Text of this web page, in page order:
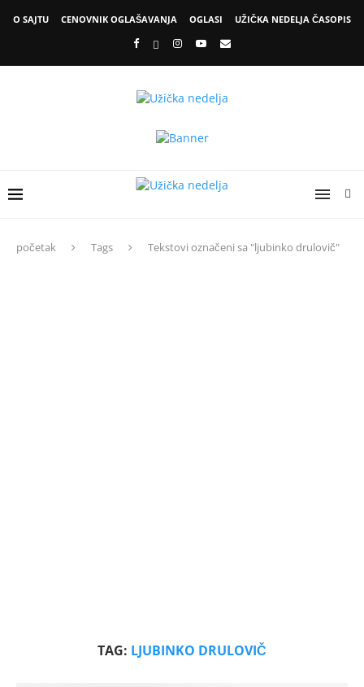
O SAJTU CENOVNIK OGLAŠAVANJA OGLASI UŽIČKA NEDELJA ČASOPIS
početak Tags Tekstovi označeni sa "ljubinko drulovič"
TAG: LJUBINKO DRULOVIČ